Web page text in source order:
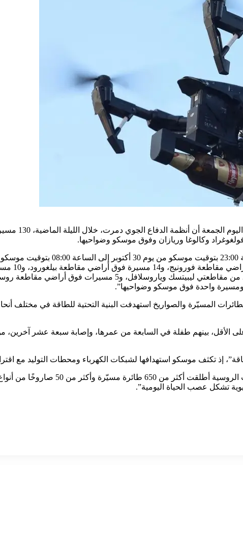
فيما تتواصل
وكالوغا وريازان وفوق موسكو وضواحيها.
واحدة فوق موسكو وضواحيها”.
والصواريخ استهدفت البنية التحتية للطاقة في مختلف أنحاء
الأقل، بينهم طفلة في السابعة من عمرها، وإصابة سبعة عشر آخرين،
إذ تكثف موسكو استهدافها لشبكات الكهرباء ومحطات التوليد مع
وقال الرئيس الأوكراني فولوديمير
تشكل عصب الحياة اليومية”.